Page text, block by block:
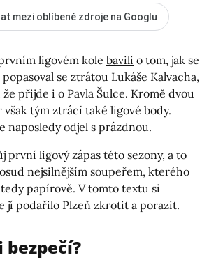
mezi oblíbené zdroje na Googlu
ligovém kole bavili o tom, jak se
se ztrátou Lukáše Kalvacha,
přijde i o Pavla Šulce. Kromě dvou
tým ztrácí také ligové body.
naposledy odjel s prázdnou.
první ligový zápas této sezony, a to
nejsilnějším soupeřem, kterého
papírově. V tomto textu si
jí podařilo Plzeň zkrotit a porazit.
bezpečí?